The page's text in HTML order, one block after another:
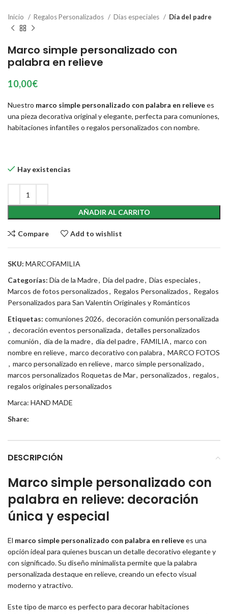
Inicio Regalos Personalizados Días especiales Día del padre
Marco simple personalizado con
palabra en relieve
10,00€
Nuestro marco simple personalizado con palabra en relievees
una pieza decorativa original y elegante, perfecta para comuniones,
habitaciones infantiles o regalos personalizados con nombre.
Hay existencias
AÑADIR AL CARRITO
Compare Add to wishlist
SKU: MARCOFAMILIA
Categorías: Día de la Madre, Día del padre, Días especiales,
Marcos de fotos personalizados, Regalos Personalizados, Regalos
Personalizados para San Valentín Originales y Románticos
Etiquetas: comuniones 2026, decoración comunión personalizada
, decoración eventos personalizada, detalles personalizados
comunión, día de la madre, día del padre, FAMILIA, marco con
nombre en relieve, marco decorativo con palabra, MARCO FOTOS
, marco personalizado en relieve, marco simple personalizado,
marcos personalizados Roquetas de Mar, personalizados, regalos,
regalos originales personalizados
Marca: HAND MADE
Share:
DESCRIPCIÓN
Marco simple personalizado con
palabra en relieve: decoración
única y especial
El marco simple personalizado con palabra en relievees una
opción ideal para quienes buscan un detalle decorativo elegante y
con significado. Su diseño minimalista permite que la palabra
personalizada destaque en relieve, creando un efecto visual
moderno y atractivo.
Este tipo de marco es perfecto para decorar habitaciones